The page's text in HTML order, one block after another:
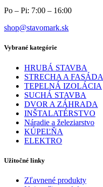
Po – Pi: 7:00 – 16:00
shop@stavomark.sk
Vybrané kategórie
HRUBÁ STAVBA
STRECHA A FASÁDA
TEPELNÁ IZOLÁCIA
SUCHÁ STAVBA
DVOR A ZÁHRADA
INŠTALATÉRSTVO
Náradie a železiarstvo
KÚPEĽŇA
ELEKTRO
Užitočné linky
Zľavnené produkty